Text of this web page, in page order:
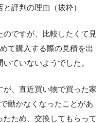
評判の理由（抜粋）
のですが、比較したくて見
て購入する際の見積を出
ていないようでした。
が、直近買い物で買った家
動かなくなったことがあ
たため、交換してもらって